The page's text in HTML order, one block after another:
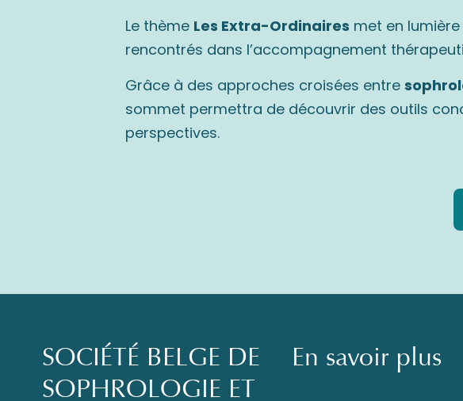
Le thème Les Extra-Ordinaires met en
rencontrés dans l’accompagnement
Grâce à des approches croisées entre
sommet permettra de découvrir des outils
perspectives.
SOCIÉTÉ BELGE DE
SOPHROLOGIE ET
En savoir plus